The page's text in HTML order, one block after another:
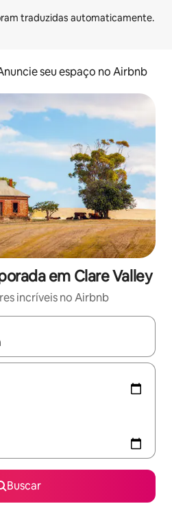
seu espaço no Airbnb
em Clare Valley
incríveis no Airbnb
disponíveis, explore-os
Buscar